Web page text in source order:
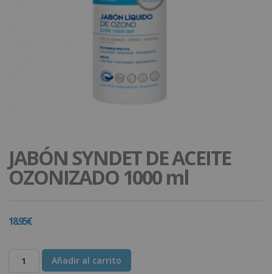
JABÓN SYNDET DE ACEITE
OZONIZADO 1000 ml
18.95€
Añadir al carrito